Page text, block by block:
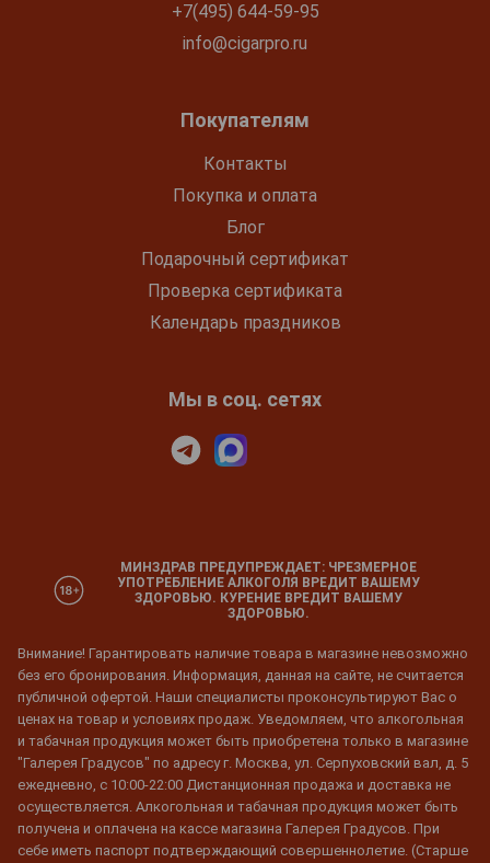
+7(495) 644-59-95
info@cigarpro.ru
Покупателям
Контакты
Покупка и оплата
Блог
Подарочный сертификат
Проверка сертификата
Календарь праздников
Мы в соц. сетях
МИНЗДРАВ ПРЕДУПРЕЖДАЕТ: ЧРЕЗМЕРНОЕ
УПОТРЕБЛЕНИЕ АЛКОГОЛЯ ВРЕДИТ ВАШЕМУ
ЗДОРОВЬЮ. КУРЕНИЕ ВРЕДИТ ВАШЕМУ
ЗДОРОВЬЮ.
Внимание! Гарантировать наличие товара в магазине невозможно
без его бронирования. Информация, данная на сайте, не считается
публичной офертой. Наши специалисты проконсультируют Вас о
ценах на товар и условиях продаж. Уведомляем, что алкогольная
и табачная продукция может быть приобретена только в магазине
"Галерея Градусов" по адресу г. Москва, ул. Серпуховский вал, д. 5
ежедневно, с 10:00-22:00 Дистанционная продажа и доставка не
осуществляется. Алкогольная и табачная продукция может быть
получена и оплачена на кассе магазина Галерея Градусов. При
себе иметь паспорт подтверждающий совершеннолетие. (Старше